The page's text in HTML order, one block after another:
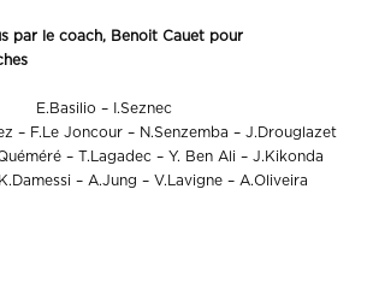
par le coach, Benoit Cauet pour
E.Basilio – I.Seznec
– F.Le Joncour – N.Senzemba – J.Drouglazet
– T.Lagadec – Y. Ben Ali – J.Kikonda
– A.Jung – V.Lavigne – A.Oliveira